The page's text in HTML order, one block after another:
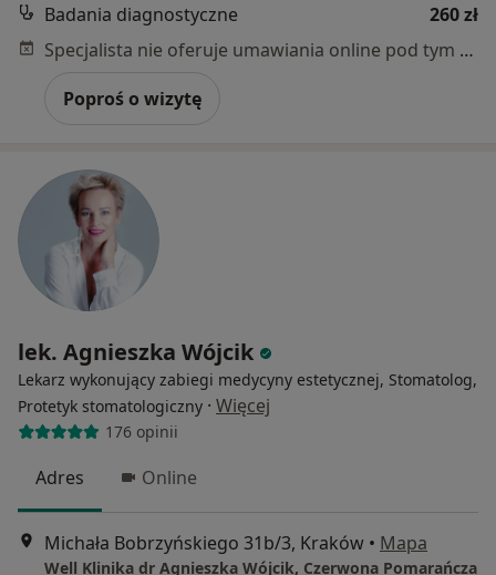
Badania diagnostyczne
260 zł
Specjalista nie oferuje umawiania online pod tym adresem.
Poproś o wizytę
lek. Agnieszka Wójcik
Lekarz wykonujący zabiegi medycyny estetycznej, Stomatolog,
Protetyk stomatologiczny · Więcej
176 opinii
Adres Online
Michała Bobrzyńskiego 31b/3, Kraków • Mapa
Well Klinika dr Agnieszka Wójcik, Czerwona Pomarańcza